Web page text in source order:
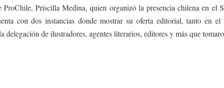
ProChile, Priscilla Medina, quien organizó la presencia chilena en
con dos instancias donde mostrar su oferta editorial, tanto en
de ilustradores, agentes literarios, editores y más que